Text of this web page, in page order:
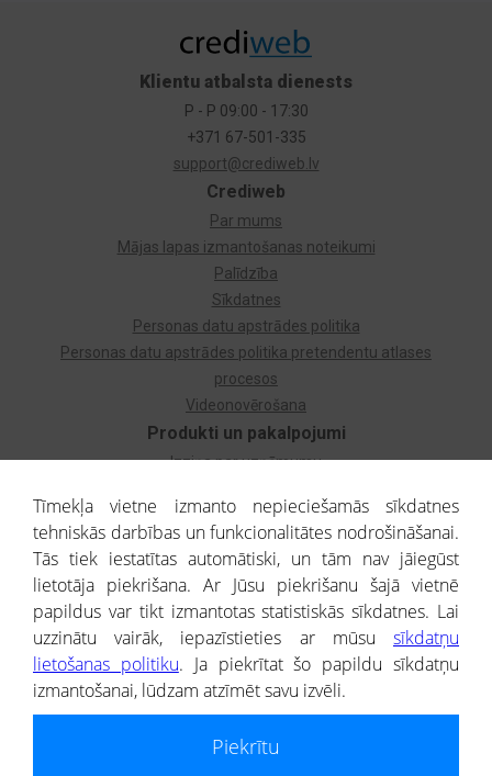
Produkti un pakalpojumi
Izziņa par uzņēmumu
Dzimtas koks
Uzņēmumu atlase
Monitorings
Kredītizziņa par ārvalstu uzņēmumiem
Crediweb
Par mums
Mājas lapas izmantošanas noteikumi
Palīdzība
Sīkdatnes
Personas datu apstrādes politika
Personas datu apstrādes politika pretendentu atlases
procesos
Videonovērošana
Klientu atbalsta dienests
P - P 09:00 - 17:30
+371 67-501-335
support@crediweb.lv
® CREDITREFORM Latvija
SIA
Tīmekļa vietne izmanto nepieciešamās sīkdatnes
tehniskās darbības un funkcionalitātes nodrošināšanai.
Tās tiek iestatītas automātiski, un tām nav jāiegūst
lietotāja piekrišana. Ar Jūsu piekrišanu šajā vietnē
papildus var tikt izmantotas statistiskās sīkdatnes. Lai
uzzinātu vairāk, iepazīstieties ar mūsu sīkdatņu
lietošanas politiku. Ja piekrītat šo papildu sīkdatņu
izmantošanai, lūdzam atzīmēt savu izvēli.
Piekrītu